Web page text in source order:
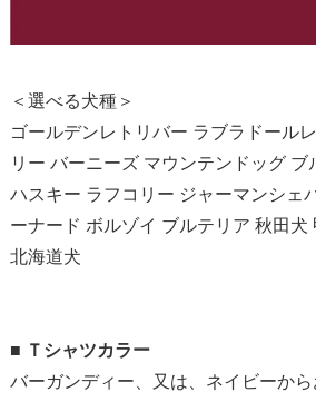
＜選べる犬種＞
ゴールデンレトリバー ラブラドール
リー バーニーズ マウンテンドッグ ブ
ハスキー ラフコリー ジャーマンシェ
ーナード ボルゾイ ブルテリア 秋田犬
北海道犬
■ Ｔシャツカラー
バーガンディー、又は、ネイビーから